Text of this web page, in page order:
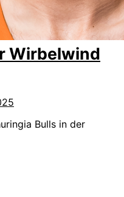
Wirbelwind
Bulls in der